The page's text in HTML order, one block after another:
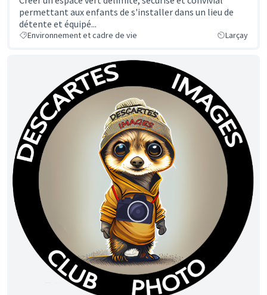
permettant aux enfants de s'installer dans un lieu de
détente et équipé...
Environnement et cadre de vie Larçay